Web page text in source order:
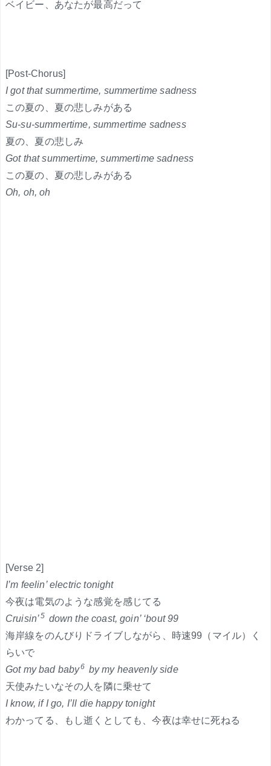
ベイビー、あなたが最高だって
[Post-Chorus]
I got that summertime, summertime sadness
この夏の、夏の悲しみがある
Su-su-summertime, summertime sadness
夏の、夏の悲しみ
Got that summertime, summertime sadness
この夏の、夏の悲しみがある
Oh, oh, oh
[Verse 2]
I’m feelin’ electric tonight
今夜は電気のような感覚を感じてる
Cruisin’5 down the coast, goin’ ‘bout 99
海岸線をのんびりドライブしながら、時速99（マイル）く
らいで
Got my bad baby6 by my heavenly side
天使みたいなその人を隣に乗せて
I know, if I go, I’ll die happy tonight
わかってる、もし逝くとしても、今夜は幸せに死ねる